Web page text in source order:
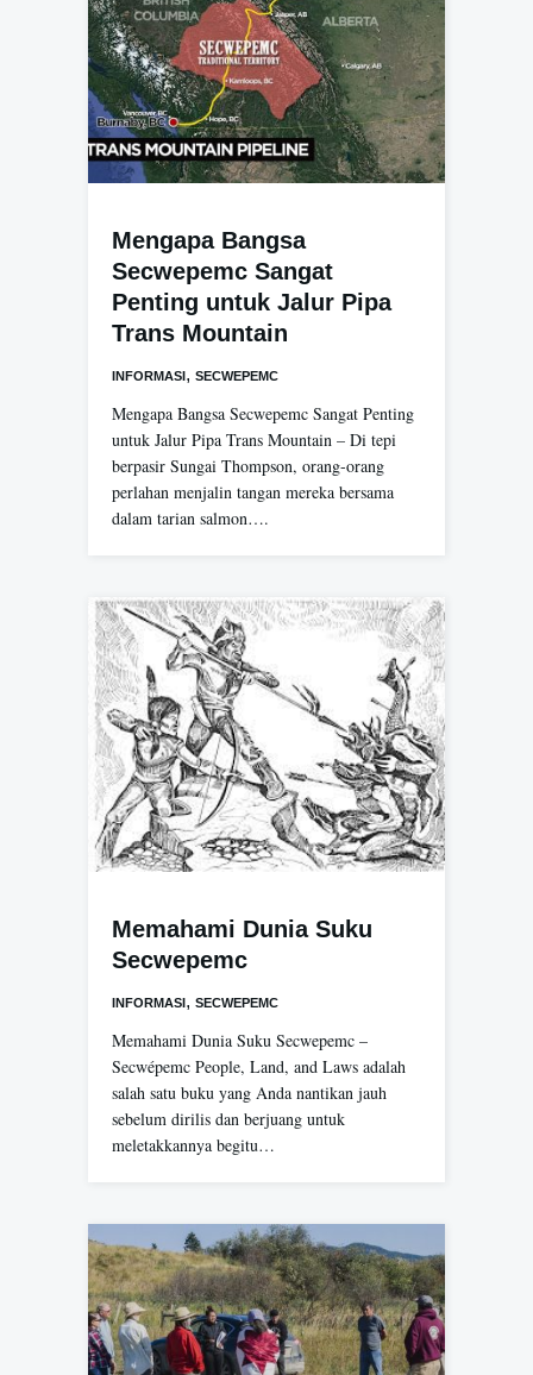
Mengapa Bangsa
Secwepemc Sangat
Penting untuk Jalur Pipa
Trans Mountain
INFORMASI, SECWEPEMC
Mengapa Bangsa Secwepemc Sangat Penting
untuk Jalur Pipa Trans Mountain – Di tepi
berpasir Sungai Thompson, orang-orang
perlahan menjalin tangan mereka bersama
dalam tarian salmon….
Memahami Dunia Suku
Secwepemc
INFORMASI, SECWEPEMC
Memahami Dunia Suku Secwepemc –
Secwépemc People, Land, and Laws adalah
salah satu buku yang Anda nantikan jauh
sebelum dirilis dan berjuang untuk
meletakkannya begitu…